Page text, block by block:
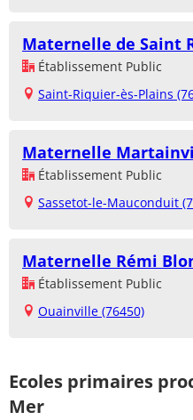
Maternelle de Saint
Établissement Public
Saint-Riquier-ès-Plains
Maternelle
Établissement Public
Sassetot-le-Mauconduit
Maternelle Rémi
Établissement Public
Ouainville (76450)
Ecoles primaires
Mer